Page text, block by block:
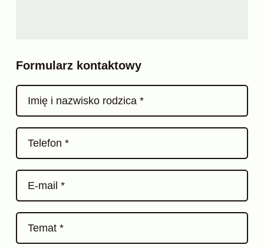
Formularz kontaktowy
Imię i nazwisko rodzica *
Telefon *
E-mail *
Temat *